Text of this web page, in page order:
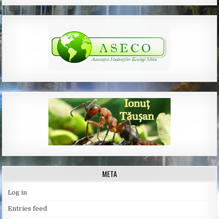
META
Log in
Entries feed